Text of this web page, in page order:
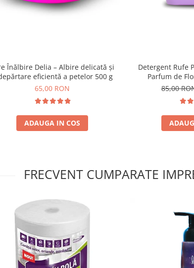
Înălbire Delia – Albire delicată și
eficientă a petelor 500 g
65,00 RON
ADAUGA IN COS
Detergent Rufe
Parfum de
85,00
FRECVENT CUMPARATE